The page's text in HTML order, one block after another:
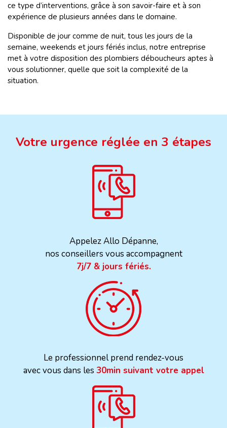
ce type d’interventions, grâce à son savoir-faire et à son
expérience de plusieurs années dans le domaine.
Disponible de jour comme de nuit, tous les jours de la
semaine, weekends et jours fériés inclus, notre entreprise
met à votre disposition des plombiers déboucheurs aptes à
vous solutionner, quelle que soit la complexité de la
situation.
Votre urgence réglée en 3 étapes
Appelez Allo Dépanne,
nos conseillers vous accompagnent
7j/7 & jours fériés.
Le professionnel prend rendez-vous
avec vous dans les 30min suivant votre appel